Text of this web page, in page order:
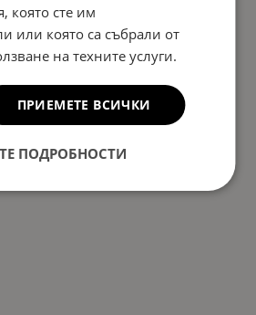
която сте им
или която са събрали от
на техните услуги.
ПРИЕМЕТЕ ВСИЧКИ
ПОДРОБНОСТИ